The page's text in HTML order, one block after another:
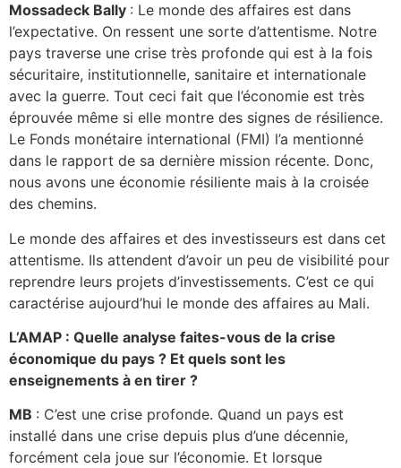
Mossadeck Bally : Le monde des affaires est dans
l’expectative. On ressent une sorte d’attentisme. Notre
pays traverse une crise très profonde qui est à la fois
sécuritaire, institutionnelle, sanitaire et internationale
avec la guerre. Tout ceci fait que l’économie est très
éprouvée même si elle montre des signes de résilience.
Le Fonds monétaire international (FMI) l’a mentionné
dans le rapport de sa dernière mission récente. Donc,
nous avons une économie résiliente mais à la croisée
des chemins.
Le monde des affaires et des investisseurs est dans cet
attentisme. Ils attendent d’avoir un peu de visibilité pour
reprendre leurs projets d’investissements. C’est ce qui
caractérise aujourd’hui le monde des affaires au Mali.
L’AMAP : Quelle analyse faites-vous de la crise
économique du pays ? Et quels sont les
enseignements à en tirer ?
MB : C’est une crise profonde. Quand un pays est
installé dans une crise depuis plus d’une décennie,
forcément cela joue sur l’économie. Et lorsque